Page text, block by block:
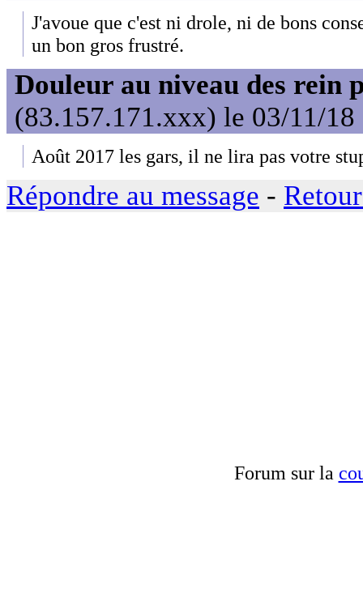
J'avoue que c'est ni drole, ni de bons
un bon gros frustré.
Douleur au niveau des rein
(83.157.171.xxx) le 03/11/18
Août 2017 les gars, il ne lira pas votre
Répondre au message -
Forum sur la